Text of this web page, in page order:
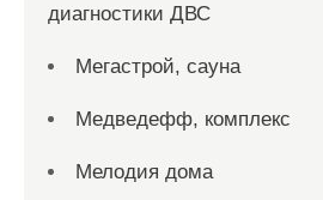
диагностики ДВС
Мегастрой, сауна
Медведефф, комплекс
Мелодия дома